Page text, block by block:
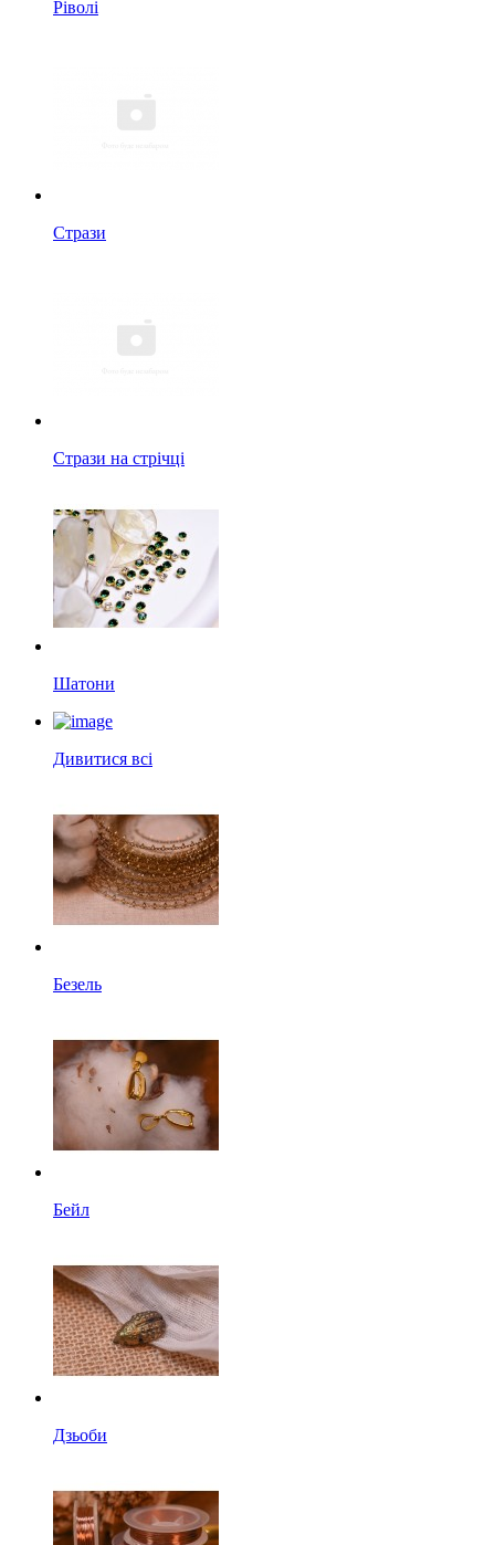
Ріволі
Стрази
Стрази на стрічці
Шатони
Дивитися всі
Безель
Бейл
Дзьоби